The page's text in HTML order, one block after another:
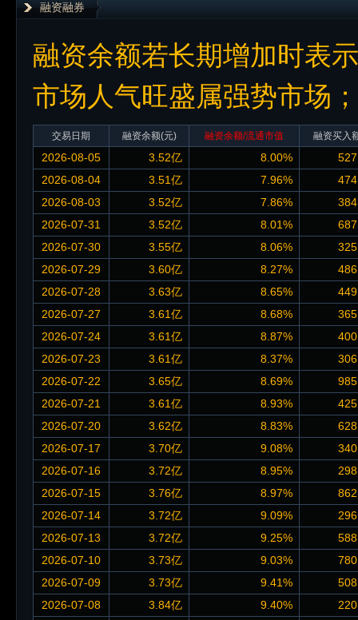
融资融券
融资余额若长期增加时表
市场人气旺盛属强势市场
交易日期 融资余额(元) 融资余额/流通市值 融资买入
2026-08-05 3.52亿 8.00%
2026-08-04
3.51亿 7.96%
2026-08-03
3.52亿 7.86%
2026-07-31
3.52亿 8.01%
2026-07-30
3.55亿 8.06%
2026-07-29
3.60亿 8.27%
2026-07-28
3.63亿 8.65%
2026-07-27
3.61亿 8.68%
2026-07-24
3.61亿 8.87%
2026-07-23
3.61亿 8.37%
2026-07-22
3.65亿 8.69%
2026-07-21
3.61亿 8.93%
2026-07-20
3.62亿 8.83%
2026-07-17
3.70亿 9.08%
2026-07-16
3.72亿 8.95%
2026-07-15
3.76亿 8.97%
2026-07-14
3.72亿 9.09%
2026-07-13
3.72亿 9.25%
2026-07-10
3.73亿 9.03%
2026-07-09
3.73亿 9.41%
2026-07-08
3.84亿 9.40%